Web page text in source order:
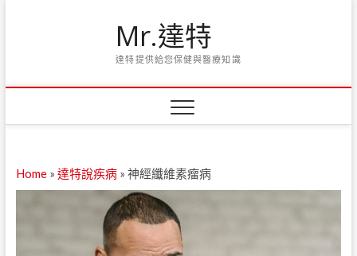
Mr.達特
達特提供給您保健與醫療知識
Home» 達特說疾病» 神經纖維素瘤病